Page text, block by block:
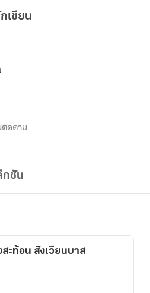
เขียน
ติดตาม
กชัน
ะท้อน สังเวียนบาส